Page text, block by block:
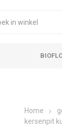
Home
kersenpit